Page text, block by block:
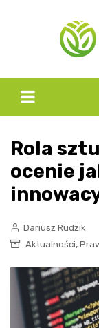
Rola
ocenie
Dariusz Rudzik
Aktualności,